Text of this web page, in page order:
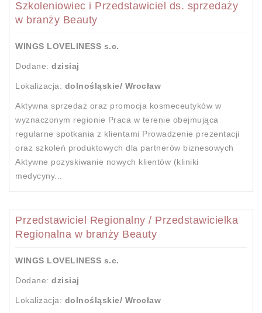
Szkoleniowiec i Przedstawiciel ds. sprzedaży
w branży Beauty
WINGS LOVELINESS s.c.
Dodane: dzisiaj
Lokalizacja: dolnośląskie/ Wrocław
Aktywna sprzedaż oraz promocja kosmeceutyków w
wyznaczonym regionie Praca w terenie obejmująca
regularne spotkania z klientami Prowadzenie prezentacji
oraz szkoleń produktowych dla partnerów biznesowych
Aktywne pozyskiwanie nowych klientów (kliniki
medycyny...
Przedstawiciel Regionalny / Przedstawicielka
Regionalna w branży Beauty
WINGS LOVELINESS s.c.
Dodane: dzisiaj
Lokalizacja: dolnośląskie/ Wrocław